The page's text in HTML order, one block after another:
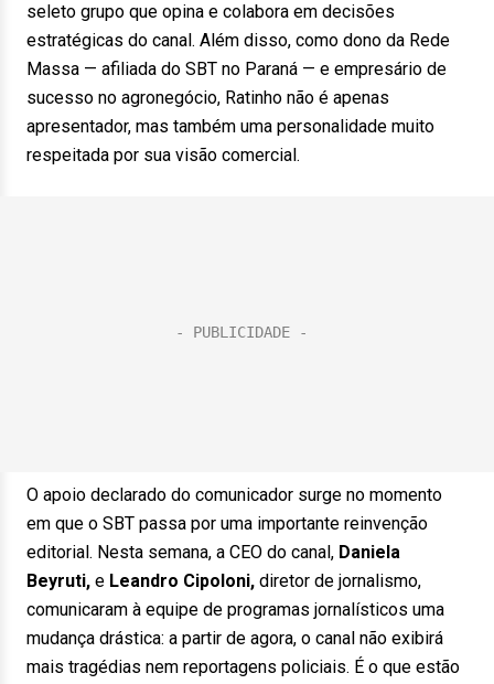
seleto grupo que opina e colabora em decisões
estratégicas do canal. Além disso, como dono da Rede
Massa — afiliada do SBT no Paraná — e empresário de
sucesso no agronegócio, Ratinho não é apenas
apresentador, mas também uma personalidade muito
respeitada por sua visão comercial.
O apoio declarado do comunicador surge no momento
em que o SBT passa por uma importante reinvenção
editorial. Nesta semana, a CEO do canal, Daniela
Beyruti, e Leandro Cipoloni, diretor de jornalismo,
comunicaram à equipe de programas jornalísticos uma
mudança drástica: a partir de agora, o canal não exibirá
mais tragédias nem reportagens policiais. É o que estão